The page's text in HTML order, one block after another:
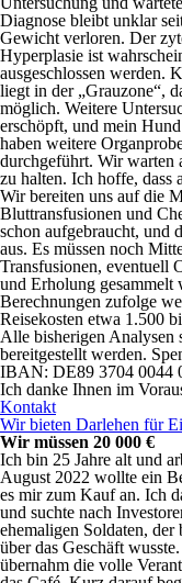
Diagnose bleibt unklar
Gewicht verloren. Der
Hyperplasie ist
ausgeschlossen werden.
liegt in der „Grauzone“,
möglich. Weitere
erschöpft, und mein
haben weitere
durchgeführt. Wir warten
zu halten. Ich hoffe, dass
Wir bereiten uns auf die
Bluttransfusionen und
schon aufgebraucht, und
aus. Es müssen noch
Transfusionen, eventuell
und Erholung gesammelt
Berechnungen zufolge
Reisekosten etwa 1.500
Alle bisherigen Analysen
bereitgestellt werden.
IBAN: DE89 3704 0044
Ich danke Ihnen im
Kontakt
Wir bieten Darlehen für
Wir müssen 20 000 €
Ich bin 25 Jahre alt und
August 2022 wollte ein
es mir zum Kauf an. Ich
und suchte nach
ehemaligen Soldaten,
über das Geschäft
übernahm die volle